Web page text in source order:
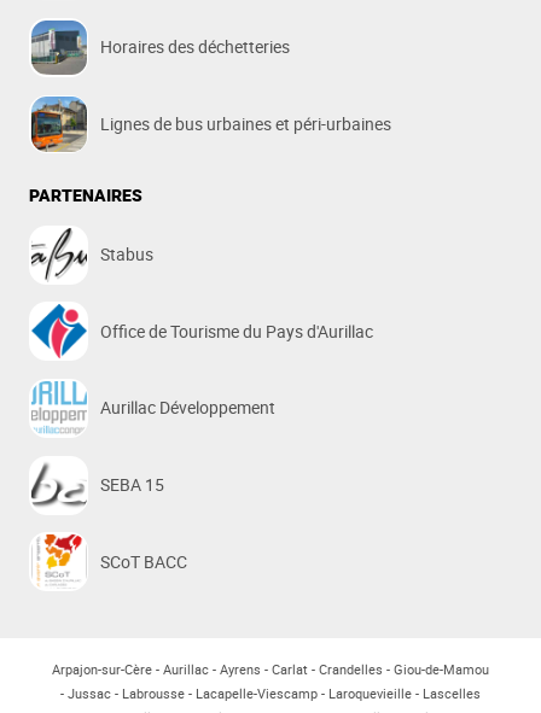
Horaires des déchetteries
Lignes de bus urbaines et péri-urbaines
PARTENAIRES
Stabus
Office de Tourisme du Pays d'Aurillac
Aurillac Développement
SEBA 15
SCoT BACC
Arpajon-sur-Cère Aurillac Ayrens Carlat Crandelles
Giou-de-Mamou
Jussac
Labrousse Lacapelle-Viescamp Laroquevieille
Lascelles